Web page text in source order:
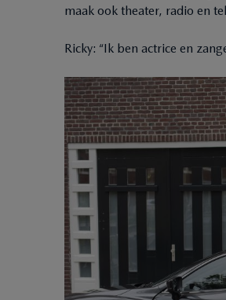
maak ook theater, radio en
Ricky: “Ik ben actrice en